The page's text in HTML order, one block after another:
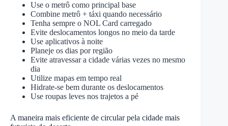
Use o metrô como principal base
Combine metrô + táxi quando necessário
Tenha sempre o NOL Card carregado
Evite deslocamentos longos no meio da tarde
Use aplicativos à noite
Planeje os dias por região
Evite atravessar a cidade várias vezes no mesmo
dia
Utilize mapas em tempo real
Hidrate-se bem durante os deslocamentos
Use roupas leves nos trajetos a pé
A maneira mais eficiente de circular pela cidade mais